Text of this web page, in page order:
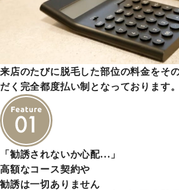
来店のたびに脱毛した部位の料金をそ
だく完全都度払い制となっております。
「勧誘されないか心配…」
高額なコース契約や
勧誘は一切ありません